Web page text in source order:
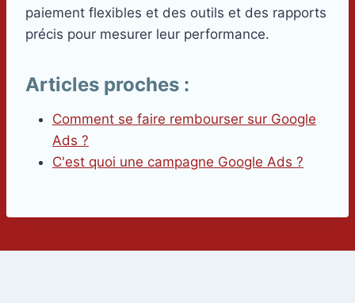
paiement flexibles et des outils et des rapports
précis pour mesurer leur performance.
Articles proches :
Comment se faire rembourser sur Google
Ads ?
C'est quoi une campagne Google Ads ?